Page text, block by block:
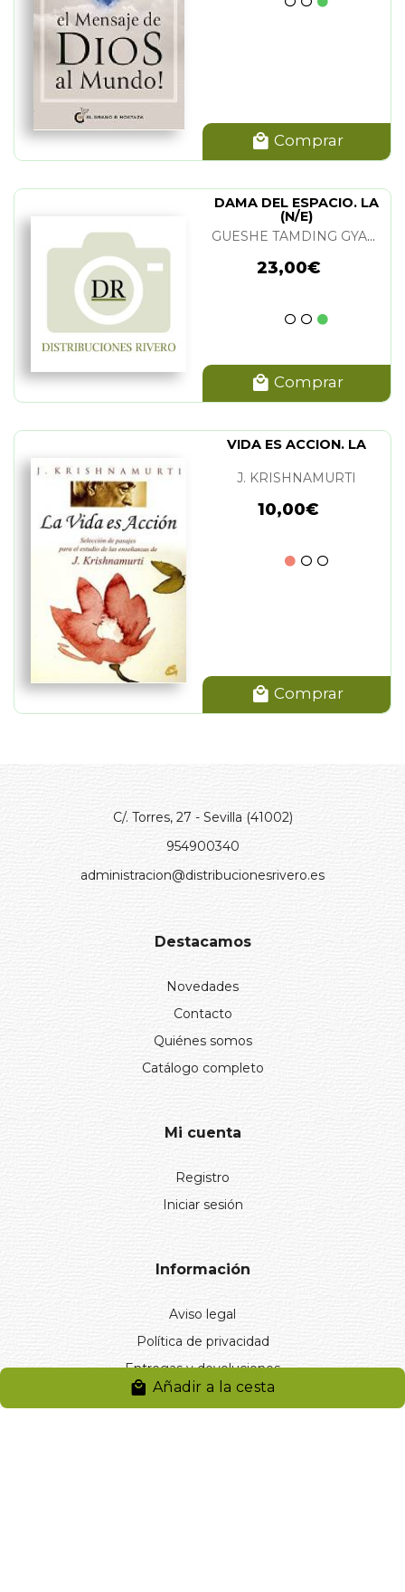
Añadir a la cesta
Comprar
DAMA DEL ESPACIO. LA
(N/E)
GUESHE TAMDING GYATSO
23,00€
Comprar
VIDA ES ACCION. LA
J. KRISHNAMURTI
10,00€
Comprar
C/. Torres, 27 - Sevilla (41002)
954900340
administracion@distribucionesrivero.es
Destacamos
Novedades
Contacto
Quiénes somos
Catálogo completo
Mi cuenta
Registro
Iniciar sesión
Información
Aviso legal
Política de privacidad
Entregas y devoluciones
Desistimiento